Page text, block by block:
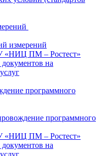
измерений
«НИЦ ПМ – Ростест»
на
программного
программного
«НИЦ ПМ – Ростест»
на